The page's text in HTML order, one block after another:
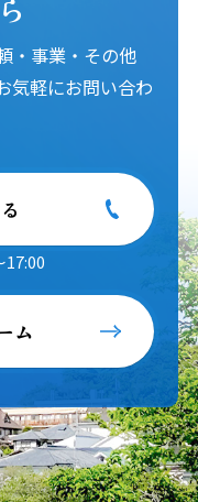
・事業・その他
気軽にお問い合わ
17:00
ム